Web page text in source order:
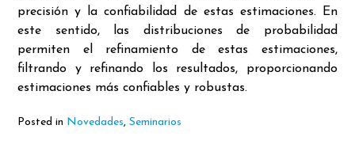
precisión y la confiabilidad de estas estimaciones. En
este sentido, las distribuciones de probabilidad
permiten el refinamiento de estas estimaciones,
filtrando y refinando los resultados, proporcionando
estimaciones más confiables y robustas.
Posted in Novedades,Seminarios